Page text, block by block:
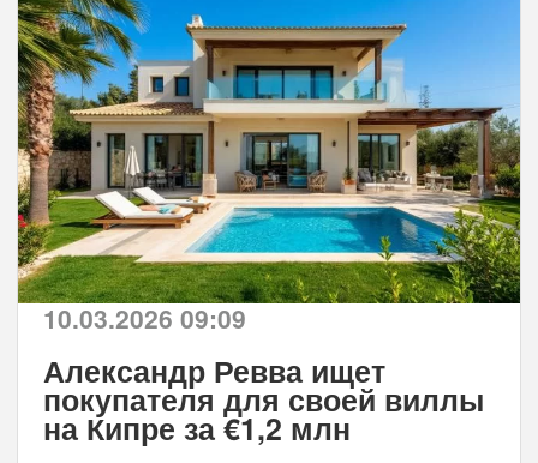
10.03.2026 09:09
Александр Ревва ищет
покупателя для своей виллы
на Кипре за €1,2 млн